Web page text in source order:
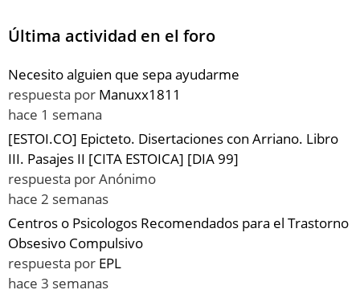
Última actividad en el foro
Necesito alguien que sepa ayudarme
respuesta por Manuxx1811
hace 1 semana
[ESTOI.CO] Epicteto. Disertaciones con Arriano. Libro
III. Pasajes II [CITA ESTOICA] [DIA 99]
respuesta porAnónimo
hace 2 semanas
Centros o Psicologos Recomendados para el Trastorno
Obsesivo Compulsivo
respuesta por EPL
hace 3 semanas